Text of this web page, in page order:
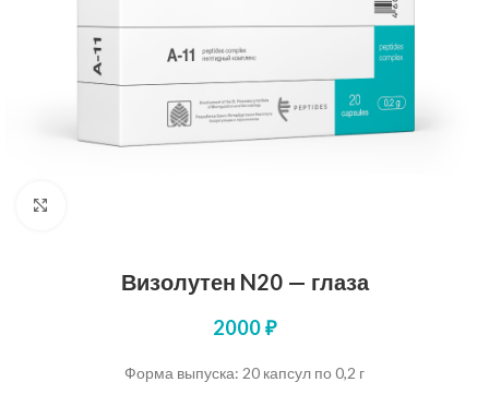
Визолутен N20 — глаза
2000₽
Форма выпуска: 20 капсул по 0,2 г